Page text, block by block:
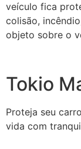
veículo fica
colisão,
objeto sobre o
Tokio
Proteja seu
vida com